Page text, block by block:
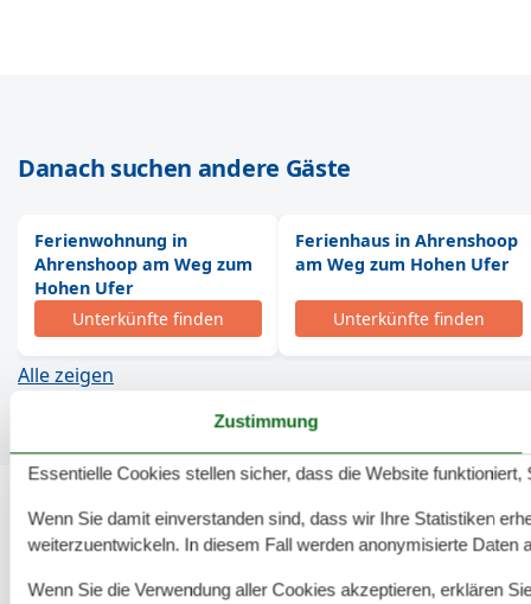
Danach suchen andere Gäste
Ferienwohnung in
Ahrenshoop am Weg zum
Hohen Ufer
Unterkünfte finden
Ferienhaus in Ahrenshoop
am Weg zum Hohen Ufer
Unterkünfte finden
Alle zeigen
243 tolle Ferienwohnungen in Ahrenshoop
Zustimmung
Essentielle Cookies stellen sicher, dass die Website
Wenn Sie damit einverstanden sind, dass wir Ihre Statistiken
weiterzuentwickeln. In diesem Fall werden anonymisierte Daten
Wenn Sie die Verwendung aller Cookies akzeptieren, erklären